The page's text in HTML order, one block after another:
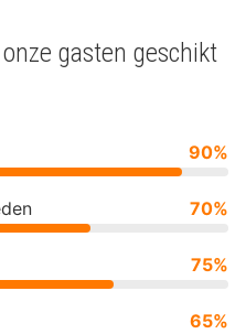
gasten geschikt
90%
70%
75%
65%